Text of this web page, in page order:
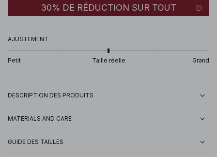
30% DE RÉDUCTION SUR TOUT
AJUSTEMENT
Petit Taille réelle Grand
DESCRIPTION DES PRODUITS
MATERIALS AND CARE
GUIDE DES TAILLES